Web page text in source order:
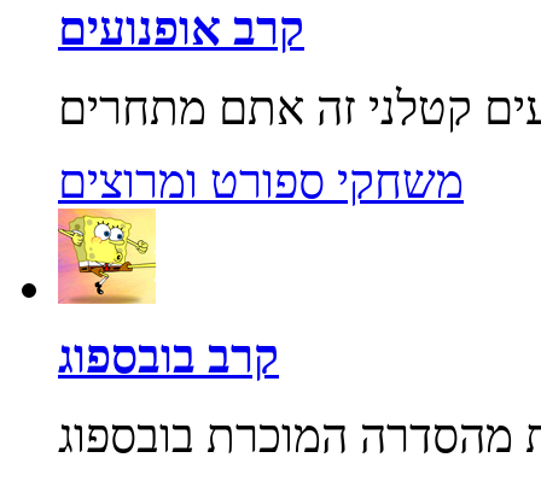
קרב אופנועים
משחקי ספורט ומרוצים
קרב בובספוג